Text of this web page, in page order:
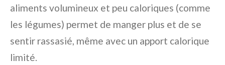
aliments volumineux et peu caloriques (comme
les légumes) permet de manger plus et de se
sentir rassasié, même avec un apport calorique
limité.